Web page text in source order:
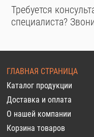
Требуется
специалиста?
ГЛАВНАЯ СТРАНИЦА
Каталог продукции
Доставка и оплата
О нашей компании
Корзина товаров